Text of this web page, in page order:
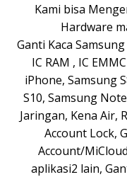
Kami bisa
Hardware
Ganti Kaca
IC RAM , IC
iPhone, Samsung
S10, Samsung
Jaringan, Kena Air,
Account Lock,
Account/
aplikasi2 lain,